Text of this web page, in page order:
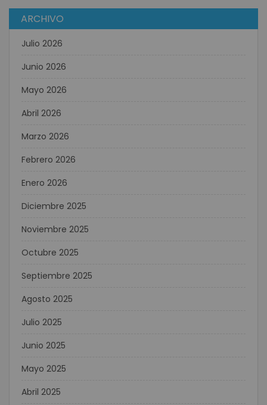
ARCHIVO
Julio 2026
Junio 2026
Mayo 2026
Abril 2026
Marzo 2026
Febrero 2026
Enero 2026
Diciembre 2025
Noviembre 2025
Octubre 2025
Septiembre 2025
Agosto 2025
Julio 2025
Junio 2025
Mayo 2025
Abril 2025